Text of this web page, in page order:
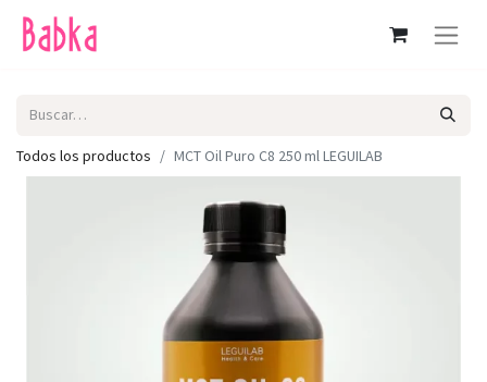
Todos los productos MCT Oil Puro C8 250 ml LEGUILAB